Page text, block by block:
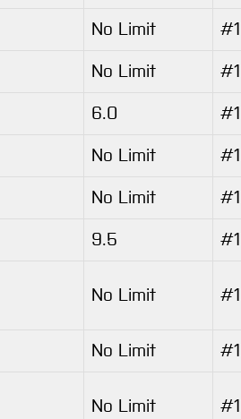
No Limit #1
No Limit #1
6.0 #1
No Limit #1
No Limit #1
9.5 #1
No Limit #1
No Limit #1
No Limit #1